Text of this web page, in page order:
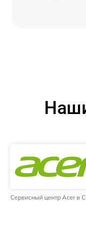
Сервисный центр Acer в